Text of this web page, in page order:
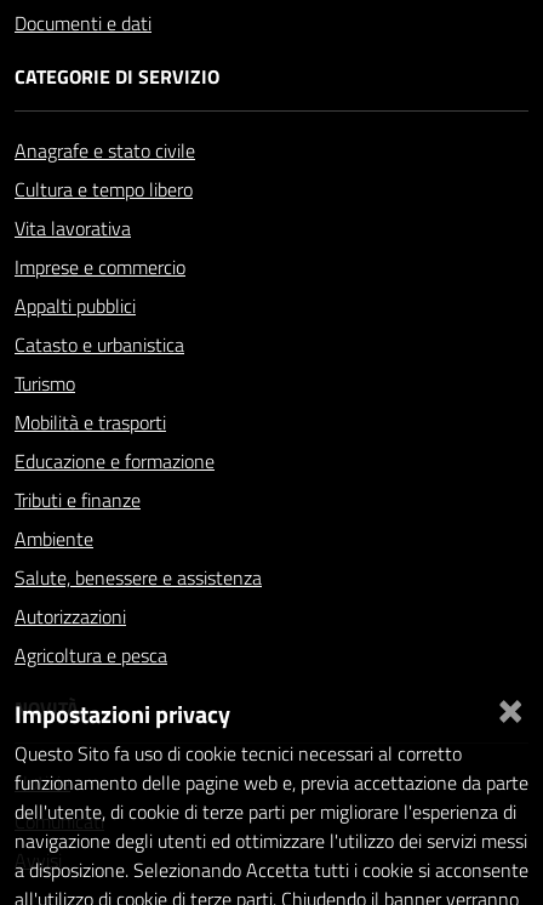
Documenti e dati
CATEGORIE DI SERVIZIO
Anagrafe e stato civile
Cultura e tempo libero
Vita lavorativa
Imprese e commercio
Appalti pubblici
Catasto e urbanistica
Turismo
Mobilità e trasporti
Educazione e formazione
Tributi e finanze
Ambiente
Salute, benessere e assistenza
Autorizzazioni
Agricoltura e pesca
NOVITÀ
Notizie
Comunicati
Avvisi
×
Impostazioni privacy
Questo Sito fa uso di cookie tecnici necessari al corretto
funzionamento delle pagine web e, previa accettazione da parte
dell'utente, di cookie di terze parti per migliorare l'esperienza di
navigazione degli utenti ed ottimizzare l'utilizzo dei servizi messi
a disposizione. Selezionando Accetta tutti i cookie si acconsente
all'utilizzo di cookie di terze parti. Chiudendo il banner verranno